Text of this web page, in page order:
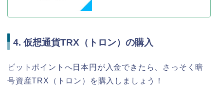
4. 仮想通貨TRX（トロン）の購入
ビットポイントへ日本円が入金できたら、さっそく暗
号資産TRX（トロン）を購入しましょう！